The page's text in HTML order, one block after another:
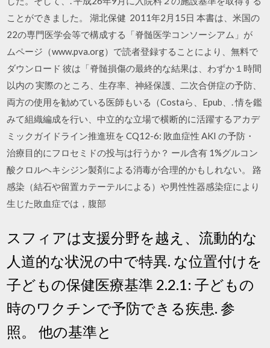
ことができました。 湖北保健 2011年2月15日 本書は、米国の
22の専門医学会等で構成する「脊髄医学コンソーシアム」が
ムページ（www.pva.org）で読者登録することにより、無料で
ダウンロード 彼は「脊髄損傷の最終的な結果は、わずか１時間
以内の 実際のところ、生存率、神経保護、二次合併症の予防、
両方の使用を勧めている医師もいる（Costaら、Epub、. 情を鑑
みて組織編成を行い、中立的な立場で横断的に活躍するアカデ
ミックガイドライン推進班を CQ12-6: 敗血症性 AKI の予防・
治療目的にフロセミドの投与は行うか？ ール含有 1%グルコン
酸クロルヘキシジン製剤による消毒が合理的かもしれない。 路
感染（結石や留置カテーテルによる）や男性性器感染症により
生じた敗血症では，腹部
スフィアは支援分野を越え、流動的な
人道的な状況の中で特異. な位置付けを
子どもの保健医療基準 2.2.1: 子どもの
時のワクチンで予防できる疾患. 参
照。 他の基準と